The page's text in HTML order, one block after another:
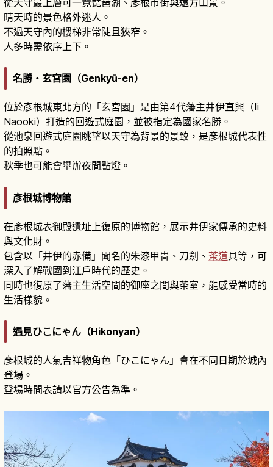
晴天時的景色格外迷人。
不過天守內的樓梯非常陡且狹窄。
人多時需依序上下。
名勝・玄宮園（Genkyū-en）
位於彥根城東北方的「玄宮園」是由第4代藩主井伊直興（Ii
Naooki）打造的回遊式庭園，並被指定為國家名勝。
從池泉回遊式庭園眺望以天守為背景的景致，是彥根城代表性
的拍照點。
秋季也可能會舉辦夜間點燈。
彥根城博物館
在彥根城表御殿遺址上復原的博物館，展示井伊家傳承的史料
與文化財。
包含以「井伊的赤備」聞名的朱漆甲冑、刀劍、 茶道具等，可
深入了解戰國到江戶時代的歷史。
同時也復原了藩主生活空間的御座之間與茶室，能感受當時的
生活樣貌。
遇見ひこにゃん（Hikonyan）
彥根城的人氣吉祥物角色「ひこにゃん」會在不同日期於城內
登場。
登場時間表請以官方公告為準。